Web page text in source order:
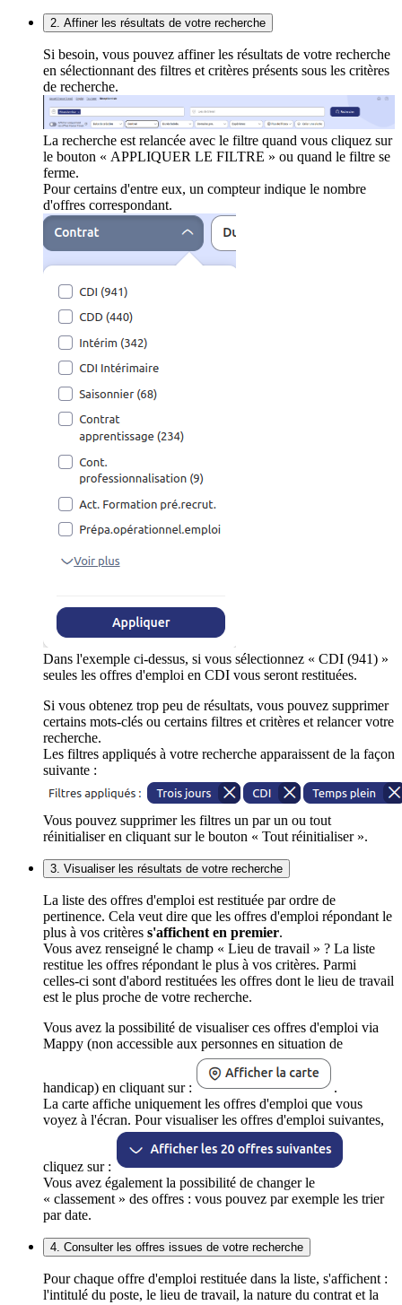
2. Affiner les résultats de votre recherche
Si besoin, vous pouvez affiner les résultats de votre recherche
en sélectionnant des filtres et critères présents sous les critères
de recherche.
La recherche est relancée avec le filtre quand vous cliquez sur
le bouton « APPLIQUER LE FILTRE » ou quand le filtre se
ferme.
Pour certains d'entre eux, un compteur indique le nombre
d'offres correspondant.
Dans l'exemple ci-dessus, si vous sélectionnez « CDI (941) »
seules les offres d'emploi en CDI vous seront restituées.
Si vous obtenez trop peu de résultats, vous pouvez supprimer
certains mots-clés ou certains filtres et critères et relancer votre
recherche.
Les filtres appliqués à votre recherche apparaissent de la façon
suivante :
Vous pouvez supprimer les filtres un par un ou tout
réinitialiser en cliquant sur le bouton « Tout réinitialiser ».
3. Visualiser les résultats de votre recherche
La liste des offres d'emploi est restituée par ordre de
pertinence. Cela veut dire que les offres d'emploi répondant le
plus à vos critères s'affichent en premier.
Vous avez renseigné le champ « Lieu de travail » ? La liste
restitue les offres répondant le plus à vos critères. Parmi
celles-ci sont d'abord restituées les offres dont le lieu de travail
est le plus proche de votre recherche.
Vous avez la possibilité de visualiser ces offres d'emploi via
Mappy (non accessible aux personnes en situation de
handicap) en cliquant sur :
.
La carte affiche uniquement les offres d'emploi que vous
voyez à l'écran. Pour visualiser les offres d'emploi suivantes,
cliquez sur :
Vous avez également la possibilité de changer le
« classement » des offres : vous pouvez par exemple les trier
par date.
4. Consulter les offres issues de votre recherche
Pour chaque offre d'emploi restituée dans la liste, s'affichent :
l'intitulé du poste, le lieu de travail, la nature du contrat et la